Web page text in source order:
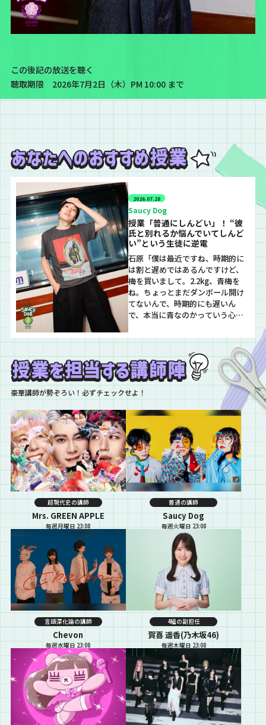
この後記の放送を聴く
聴取期限 2026年7月2日（木）PM 10:00 まで
2026.07.28
Saucy Dog
授業「普通にしんどい」！ “彼
氏と別れるか悩んでいてしんど
い”という生徒に逆電
石原「僕は最近ですね、時期的に
は割と遅めではあるんですけど、
梅を買いまして。2.2kg、青梅を
ね。ちょっとまだダンボール開け
てないんで、時期的にも遅いん
で、本当に青なのかっていう心配
っと梅酒をつけようかなと思って
いまして、1kgずつ使うんで、10リ
ットルの梅酒ができます、俺の家
に。「どうしちゃおう？」って感
じですね笑。で、1個は…
豪華講師が勢ぞろい！必ずチェックせよ！
超現代史の講師
Mrs. GREEN APPLE
毎週月曜日 23:08
普通の講師
Saucy Dog
毎週火曜日 23:08
言語深化論の講師
Chevon
毎週水曜日 23:08
4組の副担任
賀喜 遥香(乃木坂46)
毎週木曜日 23:08